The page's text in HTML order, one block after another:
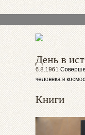
День в
6.8.1961
человека в космос
Книги